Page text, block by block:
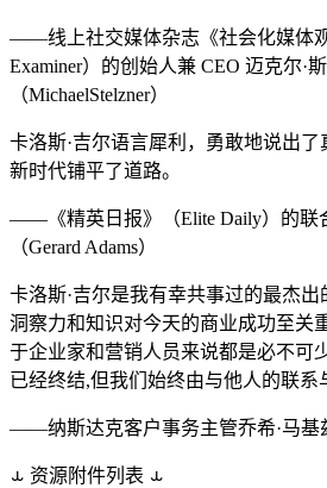
——线上社交媒体杂志《社会化媒体
Examiner）的创始人兼 CEO 迈克尔·
（MichaelStelzner）
卡洛斯·吉尔语言犀利，勇敢地说出
新时代铺平了道路。
——《精英日报》（Elite Daily）的联
（Gerard Adams）
卡洛斯·吉尔是我有幸共事过的最杰
洞察力和知识对今天的商业成功至关
于企业家和营销人员来说都是必不可
已经终结,但我们始终由与他人的联系
——纳斯达克客户事务主管乔希·马基兹
⥿ 资源附件列表 ⥿